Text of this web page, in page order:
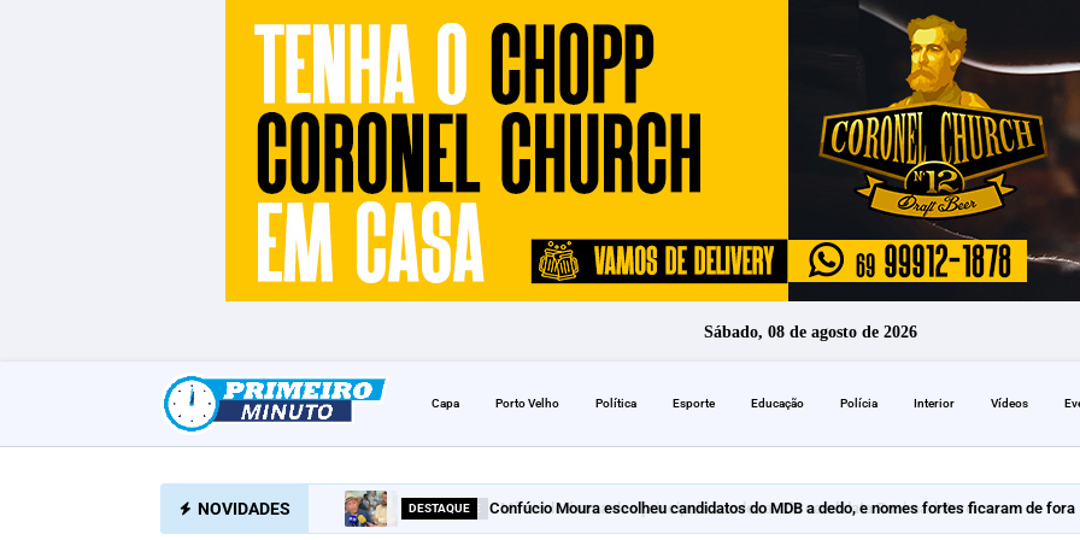
Sábado, 08 de agosto de 2026
Capa Porto Velho Política Esporte Educação Polícia Interior Vídeos
NOVIDADES DESTAQUE Confúcio Moura escolheu candidatos do MDB a dedo, e nomes fortes ficaram de fora